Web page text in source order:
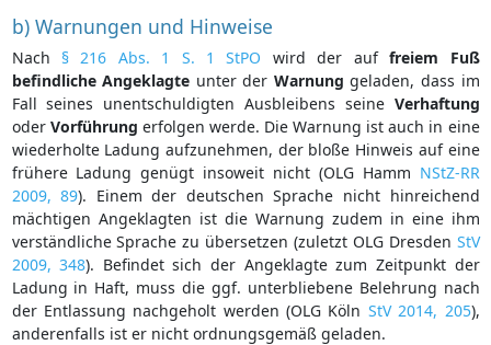
b) Warnungen und Hinweise
Nach § 216 Abs. 1 S. 1 StPO wird der auffreiem
Fuß
befindliche Angeklagte unter der Warnung geladen, dass im
Fall seines unentschuldigten Ausbleibens seine Verhaftung
oder Vorführung erfolgen werde. Die Warnung ist auch in eine
wiederholte Ladung aufzunehmen, der bloße Hinweis auf eine
frühere Ladung genügt insoweit nicht (OLG Hamm NStZ-RR
2009, 89). Einem der deutschen Sprache nicht hinreichend
mächtigen Angeklagten ist die Warnung zudem in eine ihm
verständliche Sprache zu übersetzen (zuletzt OLG Dresden StV
2009, 348). Befindet sich der Angeklagte zum Zeitpunkt der
Ladung in Haft, muss die ggf. unterbliebene Belehrung nach
der Entlassung nachgeholt werden (OLG Köln StV 2014, 205),
anderenfalls ist er nicht ordnungsgemäß geladen.